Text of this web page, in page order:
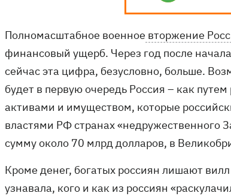
Полномасштабное военное вторжение
финансовый ущерб. Через год после
сейчас эта цифра, безусловно, больше.
будет в первую очередь Россия – как
активами и имуществом, которые
властями РФ странах «недружественного
сумму около 70 млрд долларов, в
Кроме денег, богатых россиян лишают
узнавала, кого и как из россиян